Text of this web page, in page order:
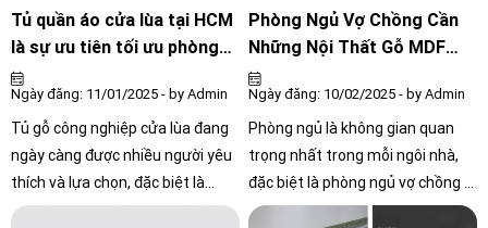
ngăn giữa các không gian. Quá
trình này bao gồm các bước từ
chuẩn bị bề mặt, cắt và cấu trúc
vật liệu, lắp đặt, hoàn thiện đến
dọn dẹp khu vực làm việc. Kết
quả cuối cùng là một phòng ngủ
được trang trí đẹp mắt và chức
năng, phản ánh phong cách và sở
Tủ quần áo cửa lùa tại HCM
là sự ưu tiên tối ưu phòng
ngủ
Ngày đăng: 11/01/2025 - by Admin
Tủ gỗ công nghiệp cửa lùa đang
ngày càng được nhiều người yêu
thích và lựa chọn, đặc biệt là
trong thiết kế nội thất phòng
Phòng Ngủ Vợ Chồng Cần
Những Nội Thất Gỗ MDF
Nào?
Ngày đăng: 10/02/2025 - by Admin
Phòng ngủ là không gian quan
trọng nhất trong mỗi ngôi nhà,
đặc biệt là phòng ngủ vợ chồng –
nơi nghỉ ngơi, thư giãn và vun đắp